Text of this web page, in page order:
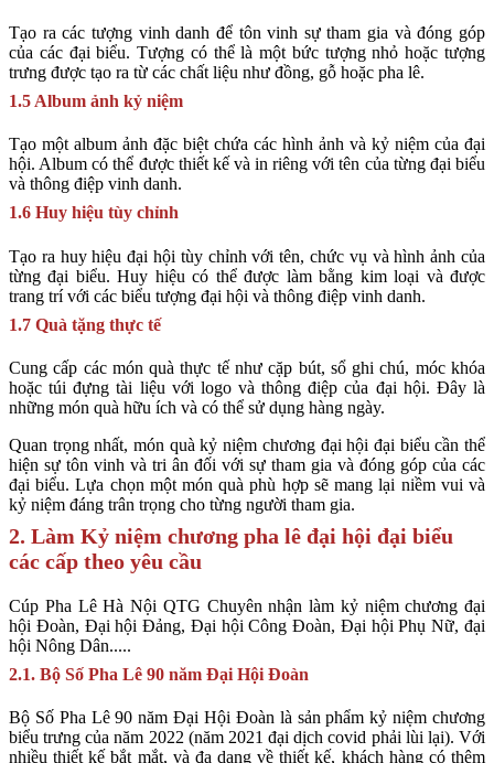
Tạo ra các tượng vinh danh để tôn vinh sự tham gia và đóng góp
của các đại biểu. Tượng có thể là một bức tượng nhỏ hoặc tượng
trưng được tạo ra từ các chất liệu như đồng, gỗ hoặc pha lê.
1.5 Album ảnh kỷ niệm
Tạo một album ảnh đặc biệt chứa các hình ảnh và kỷ niệm của đại
hội. Album có thể được thiết kế và in riêng với tên của từng đại biểu
và thông điệp vinh danh.
1.6 Huy hiệu tùy chỉnh
Tạo ra huy hiệu đại hội tùy chỉnh với tên, chức vụ và hình ảnh của
từng đại biểu. Huy hiệu có thể được làm bằng kim loại và được
trang trí với các biểu tượng đại hội và thông điệp vinh danh.
1.7 Quà tặng thực tế
Cung cấp các món quà thực tế như cặp bút, sổ ghi chú, móc khóa
hoặc túi đựng tài liệu với logo và thông điệp của đại hội. Đây là
những món quà hữu ích và có thể sử dụng hàng ngày.
Quan trọng nhất, món quà kỷ niệm chương đại hội đại biểu cần thể
hiện sự tôn vinh và tri ân đối với sự tham gia và đóng góp của các
đại biểu. Lựa chọn một món quà phù hợp sẽ mang lại niềm vui và
kỷ niệm đáng trân trọng cho từng người tham gia.
2. Làm Kỷ niệm chương pha lê đại hội đại biểu
các cấp theo yêu cầu
Cúp Pha Lê Hà Nội QTG Chuyên nhận làm kỷ niệm chương đại
hội Đoàn, Đại hội Đảng, Đại hội Công Đoàn, Đại hội Phụ Nữ, đại
hội Nông Dân.....
2.1. Bộ Số Pha Lê 90 năm Đại Hội Đoàn
Bộ Số Pha Lê 90 năm Đại Hội Đoàn là sản phẩm kỷ niệm chương
biểu trưng của năm 2022 (năm 2021 đại dịch covid phải lùi lại). Với
nhiều thiết kế bắt mắt, và đa dạng về thiết kế, khách hàng có thêm